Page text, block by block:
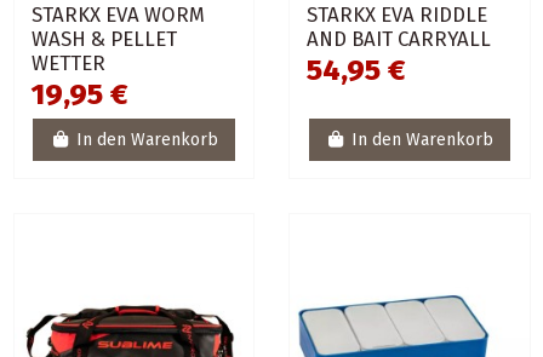
STARKX EVA WORM
WASH & PELLET
WETTER
19,95 €
In den Warenkorb
STARKX EVA RIDDLE
AND BAIT CARRYALL
54,95 €
In den Warenkorb